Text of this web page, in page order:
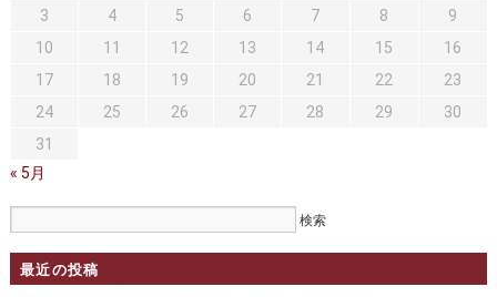
医師募集情報 ドクターカー
トピックス一覧
アーカイブ
3
4 5 6 7 8
9
10
11 12 13 14 15
16
17
18 19 20 21 22
23
24
25 26 27 28 29
30
31
« 5月
最近の投稿